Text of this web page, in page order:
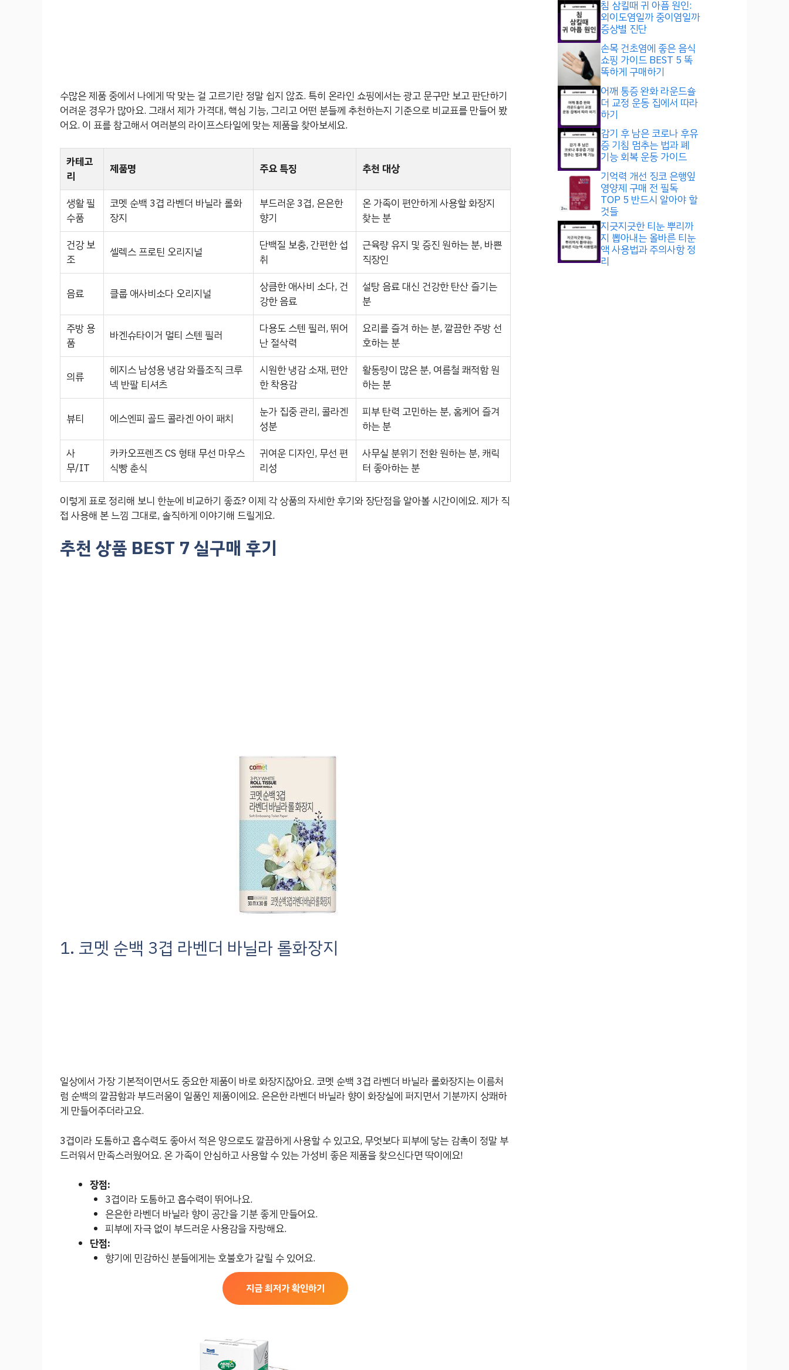
수많은 제품 중에서 나에게 딱 맞는 걸 고르기란 정말 쉽지 않죠. 특히 온라인 쇼핑에서는 광고 문구만 보고 판단하기
어려운 경우가 많아요. 그래서 제가 가격대, 핵심 기능, 그리고 어떤 분들께 추천하는지 기준으로 비교표를 만들어 봤
어요. 이 표를 참고해서 여러분의 라이프스타일에 맞는 제품을 찾아보세요.
카테고
리
제품명 주요 특징 추천 대상
생활 필
수품
코멧 순백 3겹 라벤더 바닐라 롤화
장지
부드러운 3겹, 은은한
향기
온 가족이 편안하게 사용할 화장지
찾는 분
건강 보
조
셀렉스 프로틴 오리지널
단백질 보충, 간편한 섭
취
근육량 유지 및 증진 원하는 분, 바쁜
직장인
음료 클룹 애사비소다 오리지널
상큼한 애사비 소다, 건
강한 음료
설탕 음료 대신 건강한 탄산 즐기는
분
주방 용
품
바겐슈타이거 멀티 스텐 필러
다용도 스텐 필러, 뛰어
난 절삭력
요리를 즐겨 하는 분, 깔끔한 주방 선
호하는 분
의류
헤지스 남성용 냉감 와플조직 크루
넥 반팔 티셔츠
시원한 냉감 소재, 편안
한 착용감
활동량이 많은 분, 여름철 쾌적함 원
하는 분
뷰티 에스엔피 골드 콜라겐 아이 패치
눈가 집중 관리, 콜라겐
성분
피부 탄력 고민하는 분, 홈케어 즐겨
하는 분
사
무/IT
카카오프렌즈 CS 형태 무선 마우스
식빵 춘식
귀여운 디자인, 무선 편
리성
사무실 분위기 전환 원하는 분, 캐릭
터 좋아하는 분
이렇게 표로 정리해 보니 한눈에 비교하기 좋죠? 이제 각 상품의 자세한 후기와 장단점을 알아볼 시간이에요. 제가 직
접 사용해 본 느낌 그대로, 솔직하게 이야기해 드릴게요.
추천 상품 BEST 7 실구매 후기
1. 코멧 순백 3겹 라벤더 바닐라 롤화장지
일상에서 가장 기본적이면서도 중요한 제품이 바로 화장지잖아요. 코멧 순백 3겹 라벤더 바닐라 롤화장지는 이름처
럼 순백의 깔끔함과 부드러움이 일품인 제품이에요. 은은한 라벤더 바닐라 향이 화장실에 퍼지면서 기분까지 상쾌하
게 만들어주더라고요.
3겹이라 도톰하고 흡수력도 좋아서 적은 양으로도 깔끔하게 사용할 수 있고요, 무엇보다 피부에 닿는 감촉이 정말 부
드러워서 만족스러웠어요. 온 가족이 안심하고 사용할 수 있는 가성비 좋은 제품을 찾으신다면 딱이에요!
장점:
3겹이라 도톰하고 흡수력이 뛰어나요.
은은한 라벤더 바닐라 향이 공간을 기분 좋게 만들어요.
피부에 자극 없이 부드러운 사용감을 자랑해요.
단점:
향기에 민감하신 분들에게는 호불호가 갈릴 수 있어요.
지금 최저가 확인하기
침 삼킬때 귀 아픔 원인:
외이도염일까 중이염일까
증상별 진단
손목 건초염에 좋은 음식
쇼핑 가이드 BEST 5 똑
똑하게 구매하기
어깨 통증 완화 라운드숄
더 교정 운동 집에서 따라
하기
감기 후 남은 코로나 후유
증 기침 멈추는 법과 폐
기능 회복 운동 가이드
기억력 개선 징코 은행잎
영양제 구매 전 필독
TOP 5 반드시 알아야 할
것들
지긋지긋한 티눈 뿌리까
지 뽑아내는 올바른 티눈
액 사용법과 주의사항 정
리